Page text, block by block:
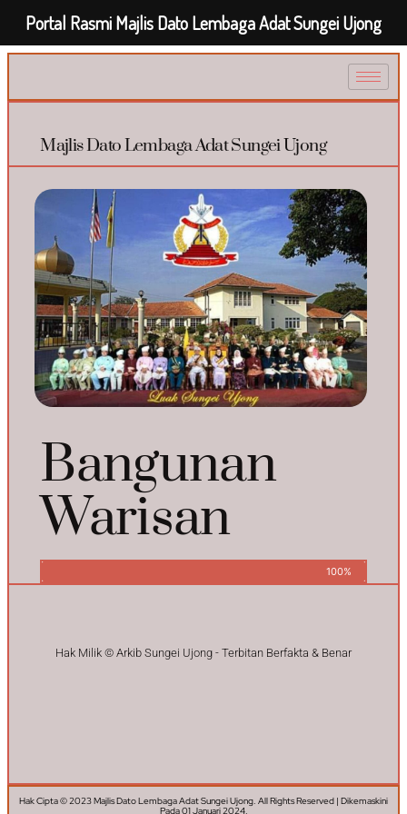
Majlis Dato Lembaga Adat Sungei Ujong
Bangunan
Warisan
100%
Hak Milik © Arkib Sungei Ujong - Terbitan Berfakta & Benar
Hak Cipta © 2023 Majlis Dato Lembaga Adat Sungei Ujong. All Rights Reserved | Dikemaskini
Pada 01 Januari 2024.
Portal Rasmi Majlis Dato Lembaga Adat Sungei Ujong